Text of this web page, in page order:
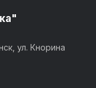
ул. Кнорина